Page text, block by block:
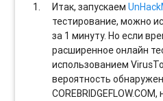
Итак, запускаем
тестирование, можно
за 1 минуту. Но если
расширенное онлайн
использованием
вероятность